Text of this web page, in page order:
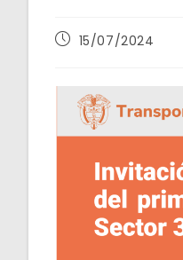
Publicación
entrada:
15/07/2024